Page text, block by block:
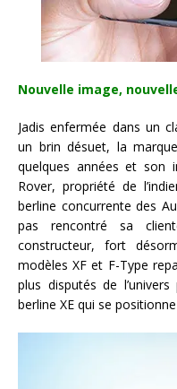
Nouvelle image,
Jadis enfermée dans un
un brin désuet, la
quelques années et son
Rover, propriété de
berline concurrente des
pas rencontré sa
constructeur, fort
modèles XF et F-Type
plus disputés de
berline XE qui se